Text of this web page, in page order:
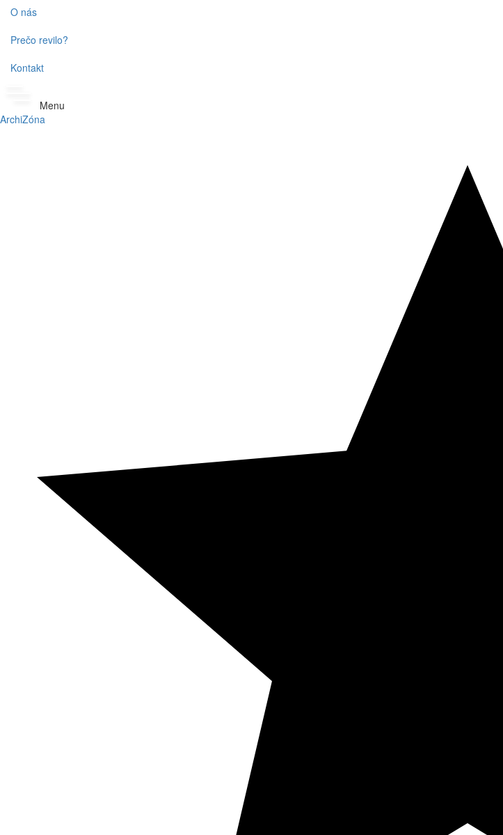
O nás
Prečo revilo?
Kontakt
Menu
ArchiZóna